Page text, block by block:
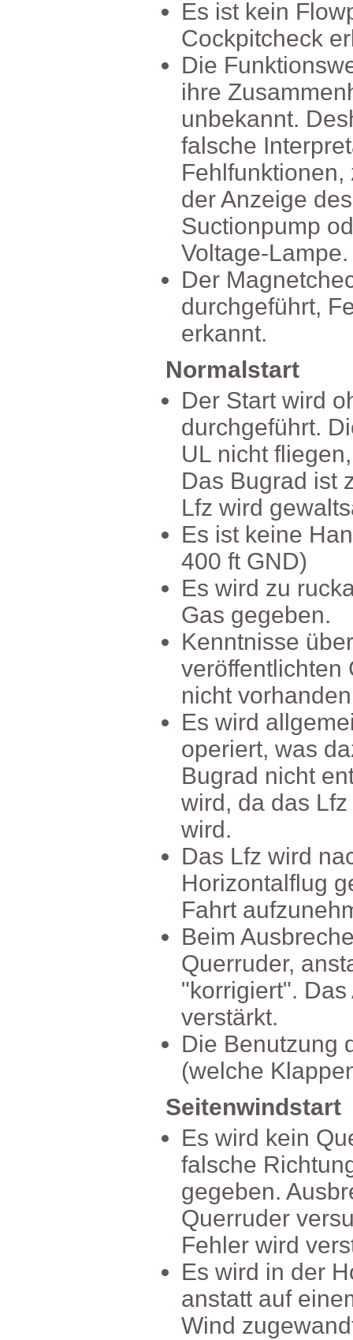
Voltage-Lampe.
erkannt.
Normalstart
400ftGND)
Gasgegeben.
wird.
verstärkt.
Seitenwindstart